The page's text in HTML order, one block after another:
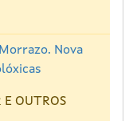
Nova
E OUTROS